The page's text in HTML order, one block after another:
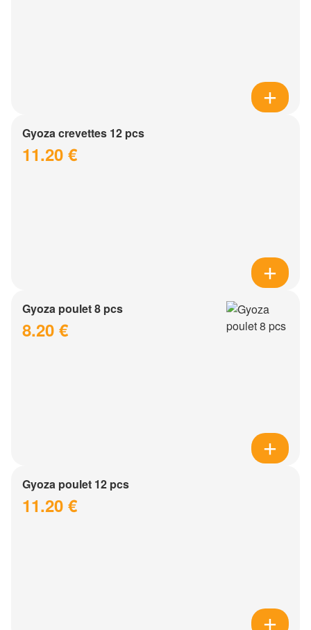
Gyoza crevettes 12 pcs
11.20 €
Gyoza poulet 8 pcs
8.20 €
Gyoza poulet 12 pcs
11.20 €